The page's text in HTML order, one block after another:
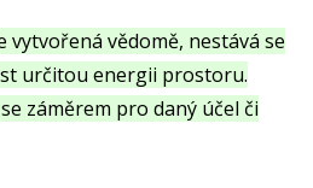
vytvořená vědomě, nestává se
určitou energii prostoru.
záměrem pro daný účel či